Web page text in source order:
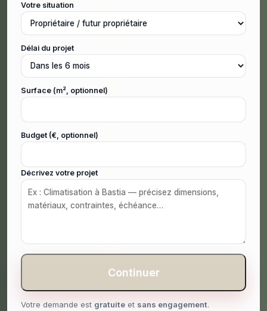
Votre situation
Délai du projet
Surface (m², optionnel)
Budget (€, optionnel)
Décrivez votre projet
Continuer
Votre demande est gratuite et sans engagement.